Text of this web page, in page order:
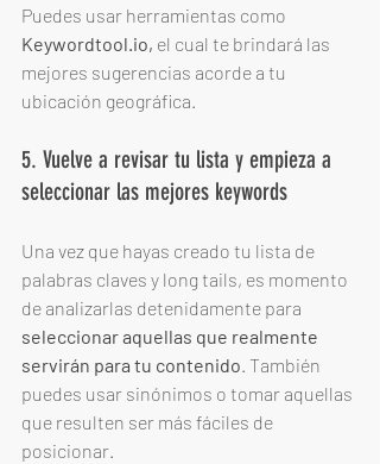
Puedes usar herramientas como
Keywordtool.io, el cual te brindará las
mejores sugerencias acorde a tu
ubicación geográfica.
5. Vuelve a revisar tu lista y empieza a
seleccionar las mejores keywords
Una vez que hayas creado tu lista de
palabras claves y long tails, es momento
de analizarlas detenidamente para
seleccionar aquellas que realmente
servirán para tu contenido. También
puedes usar sinónimos o tomar aquellas
que resulten ser más fáciles de
posicionar.